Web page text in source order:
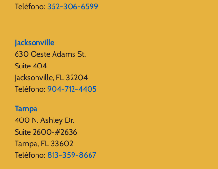
Teléfono: 352-306-6599
Jacksonville
630 Oeste Adams St.
Suite 404
Jacksonville, FL 32204
Teléfono: 904-712-4405
Tampa
400 N. Ashley Dr.
Suite 2600-#2636
Tampa, FL 33602
Teléfono: 813-359-8667